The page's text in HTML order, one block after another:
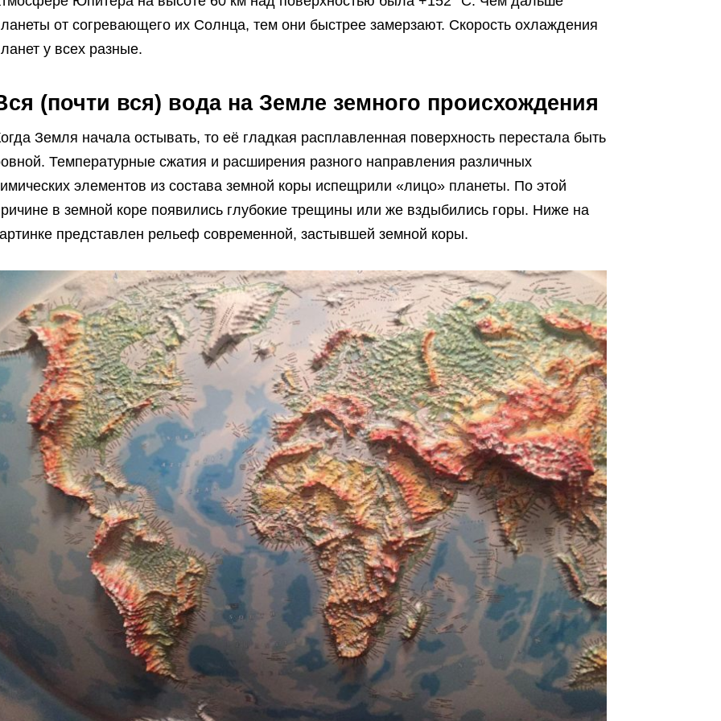
от согревающего их Солнца, тем они быстрее замерзают. Скорость охлаждения
у всех разные.
(почти вся) вода на Земле земного происхождения
Земля начала остывать, то её гладкая расплавленная поверхность перестала быть
Температурные сжатия и расширения разного направления различных
элементов из состава земной коры испещрили «лицо» планеты. По этой
в земной коре появились глубокие трещины или же вздыбились горы. Ниже на
представлен рельеф современной, застывшей земной коры.